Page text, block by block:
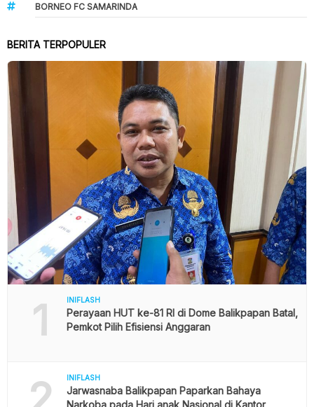
BORNEO FC SAMARINDA
BERITA TERPOPULER
1 INIFLASH
Perayaan HUT ke-81 RI di Dome Balikpapan Batal,
Pemkot Pilih Efisiensi Anggaran
INIFLASH
Jarwasnaba Balikpapan Paparkan Bahaya
Narkoba pada Hari anak Nasional di Kantor